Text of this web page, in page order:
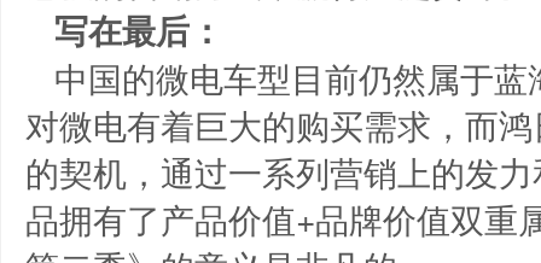
写在最后：
中国的微电车型目前仍然属于
对微电有着巨大的购买需求，而
的契机，通过一系列营销上的发
品拥有了产品价值+品牌价值双重